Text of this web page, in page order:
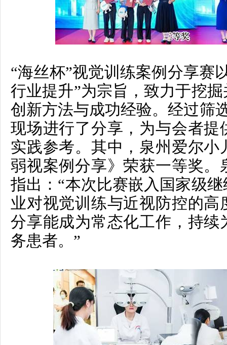
“海丝杯”视觉训练案例分享赛
行业提升”为宗旨，致力于挖
创新方法与成功经验。经过筛
现场进行了分享，为与会者提
实践参考。其中，泉州爱尔小
弱视案例分享》荣获一等奖。
指出： “本次比赛嵌入国家级
业对视觉训练与近视防控的高
分享能成为常态化工作，持续
务患者。”